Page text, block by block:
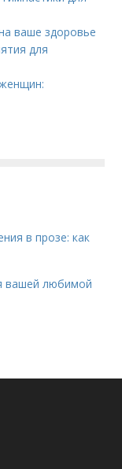
ваше здоровье
для
в прозе: как
вашей любимой